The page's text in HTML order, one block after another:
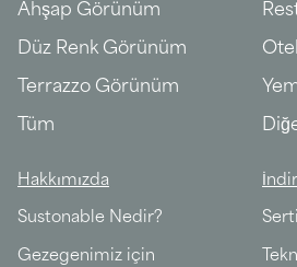
Ahşap Görünüm
Düz Renk Görünüm
Terrazzo Görünüm
Tüm
Hakkımızda
Sustonable Nedir?
Gezegenimiz için
İndir